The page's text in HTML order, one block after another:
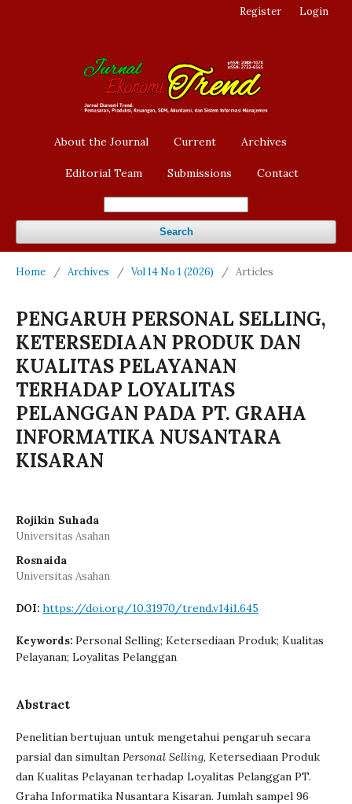
About the Journal Current Archives
Editorial Team Submissions Contact
Search
Register Login
Home / Archives / Vol 14 No 1 (2026) / Articles
PENGARUH PERSONAL SELLING,
KETERSEDIAAN PRODUK DAN
KUALITAS PELAYANAN
TERHADAP LOYALITAS
PELANGGAN PADA PT. GRAHA
INFORMATIKA NUSANTARA
KISARAN
Rojikin Suhada
Universitas Asahan
Rosnaida
Universitas Asahan
DOI: https://doi.org/10.31970/trend.v14i1.645
Keywords: Personal Selling; Ketersediaan Produk; Kualitas
Pelayanan; Loyalitas Pelanggan
Abstract
Penelitian bertujuan untuk mengetahui pengaruh secara
parsial dan simultan Personal Selling, Ketersediaan Produk
dan Kualitas Pelayanan terhadap Loyalitas Pelanggan PT.
Graha Informatika Nusantara Kisaran. Jumlah sampel 96